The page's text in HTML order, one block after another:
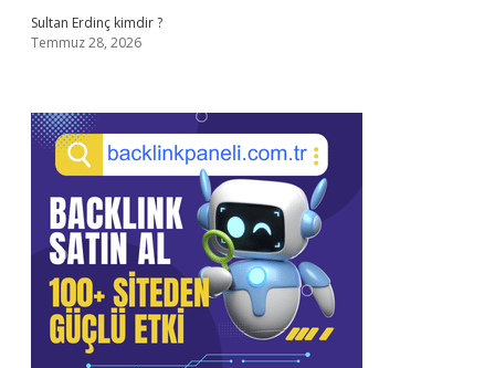
Sultan Erdinç kimdir ?
Temmuz 28, 2026